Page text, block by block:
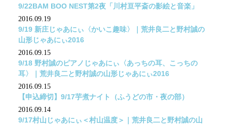
9/22BAM BOO NEST第2夜「川村亘平斎の影絵と音楽」
2016.09.19
9/19 新庄じゃあにぃ〈かいこ趣味〉｜荒井良二と野村誠の
山形じゃあにぃ2016
2016.09.15
9/18 野村誠のピアノじゃあにぃ〈あっちの耳、こっちの
耳〉｜荒井良二と野村誠の山形じゃあにぃ2016
2016.09.15
【申込締切】9/17芋煮ナイト（ふうどの市・夜の部）
2016.09.14
9/17村山じゃあにぃ＜村山温度＞｜荒井良二と野村誠の山